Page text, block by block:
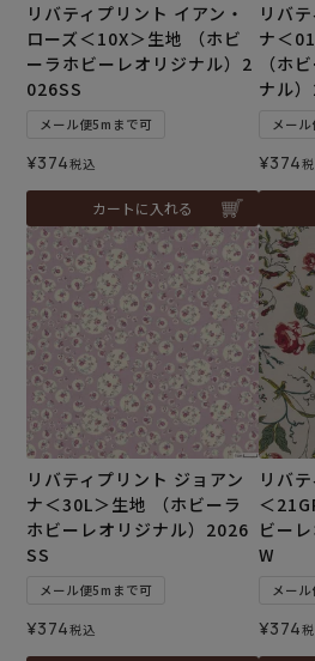
リバティプリント イアン・
ローズ＜10X＞生地 （ホビ
ーラホビーレオリジナル）2
026SS
メール便5mまで可
¥374税込
カートに入れる
リバ
ナ＜
（ホ
ナル
メー
¥374
リバティプリント ジョアン
ナ＜30L＞生地 （ホビーラ
ホビーレオリジナル）2026
SS
メール便5mまで可
¥374税込
リバ
＜
ビー
W
メー
¥374